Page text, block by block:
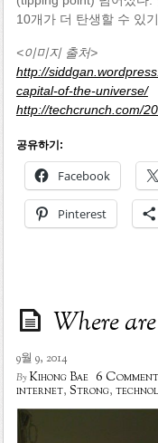
10개가 더 탄생할 수 있
<이미지 출처>
http://
capital-of-the-universe/
http://techcrunch.com/
공유하기:
Facebook
Pinterest
Where
9월 9, 2014
ByKihong Bae 6
internet, Strong,